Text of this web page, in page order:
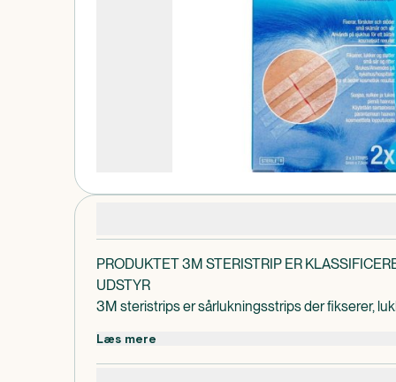
PRODUKTET 3M STERISTRIP ER
UDSTYR
3M steristrips er sårlukningsstrips der fikserer,
giver det et godt kosmetisk resultat, uden at
Læs mere